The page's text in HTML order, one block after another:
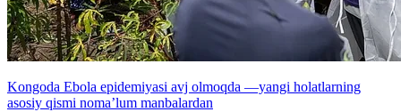
Kongoda Ebola epidemiyasi avj olmoqda —yangi holatlarning
asosiy qismi noma’lum manbalardan